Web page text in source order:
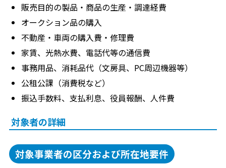
販売目的の製品・商品の生産・調達経費
オークション品の購入
不動産・車両の購入費・修理費
家賃、光熱水費、電話代等の通信費
事務用品、消耗品代（文房具、PC周辺機器等）
公租公課（消費税など）
振込手数料、支払利息、役員報酬、人件費
対象者の詳細
対象事業者の区分および所在地要件